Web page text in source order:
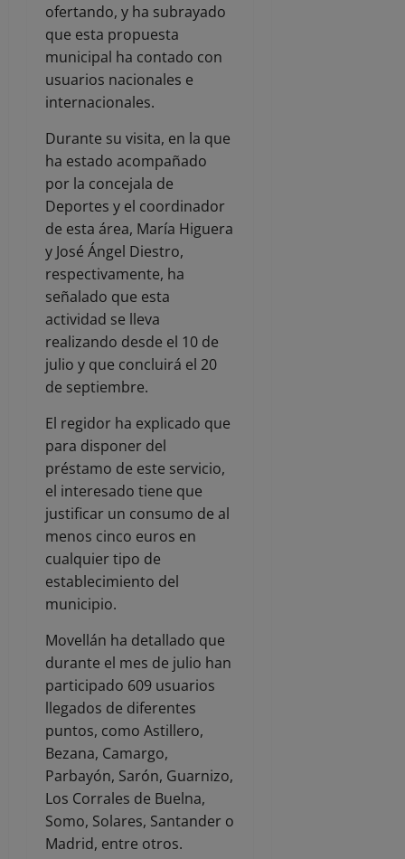
ofertando, y ha subrayado
que esta propuesta
municipal ha contado con
usuarios nacionales e
internacionales.
Durante su visita, en la que
ha estado acompañado
por la concejala de
Deportes y el coordinador
de esta área, María Higuera
y José Ángel Diestro,
respectivamente, ha
señalado que esta
actividad se lleva
realizando desde el 10 de
julio y que concluirá el 20
de septiembre.
El regidor ha explicado que
para disponer del
préstamo de este servicio,
el interesado tiene que
justificar un consumo de al
menos cinco euros en
cualquier tipo de
establecimiento del
municipio.
Movellán ha detallado que
durante el mes de julio han
participado 609 usuarios
llegados de diferentes
puntos, como Astillero,
Bezana, Camargo,
Parbayón, Sarón, Guarnizo,
Los Corrales de Buelna,
Somo, Solares, Santander o
Madrid, entre otros.